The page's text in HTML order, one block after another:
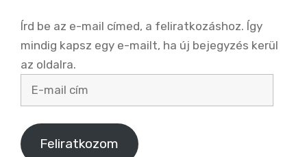
Írd be az e-mail címed, a feliratkozáshoz. Így
mindig kapsz egy e-mailt, ha új bejegyzés kerül
az oldalra.
cím
Feliratkozom